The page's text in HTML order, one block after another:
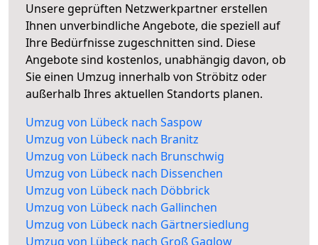
Unsere geprüften Netzwerkpartner erstellen
Ihnen unverbindliche Angebote, die speziell auf
Ihre Bedürfnisse zugeschnitten sind. Diese
Angebote sind kostenlos, unabhängig davon, ob
Sie einen Umzug innerhalb von Ströbitz oder
außerhalb Ihres aktuellen Standorts planen.
Umzug von Lübeck nach Saspow
Umzug von Lübeck nach Branitz
Umzug von Lübeck nach Brunschwig
Umzug von Lübeck nach Dissenchen
Umzug von Lübeck nach Döbbrick
Umzug von Lübeck nach Gallinchen
Umzug von Lübeck nach Gärtnersiedlung
Umzug von Lübeck nach Groß Gaglow